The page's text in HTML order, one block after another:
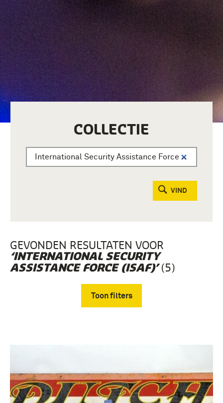
COLLECTIE
VIND
GEVONDEN RESULTATEN VOOR
‘INTERNATIONAL SECURITY
ASSISTANCE FORCE (ISAF)’(5)
Toon filters